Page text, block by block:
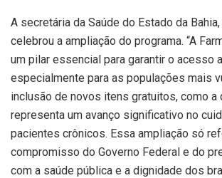
A secretária da Saúde do Estado da
celebrou a ampliação do programa. “A
um pilar essencial para garantir o acesso
especialmente para as populações mais
inclusão de novos itens gratuitos, como a
representa um avanço significativo no
pacientes crônicos. Essa ampliação só
compromisso do Governo Federal e do
com a saúde pública e a dignidade dos